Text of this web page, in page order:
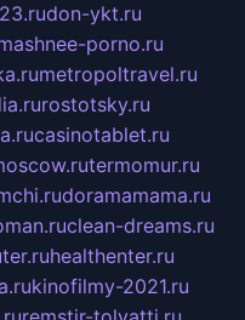
don-ykt.ru
porno.ru
metropoltravel.ru
rostotsky.ru
casinotablet.ru
termomur.ru
doramamama.ru
clean-dreams.ru
healthenter.ru
kinofilmy-2021.ru